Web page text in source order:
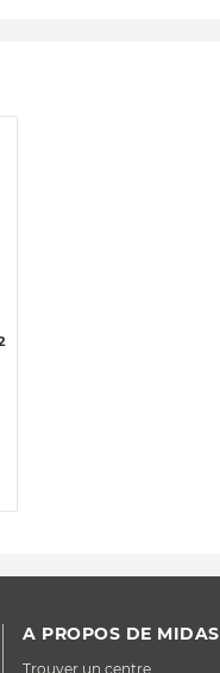
A PROPOS DE MIDAS
Trouver un centre